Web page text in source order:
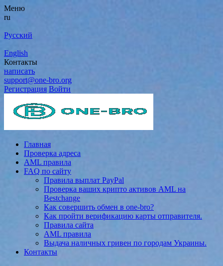
Меню
ru
Русский
English
Контакты
написать
support@one-bro.org
Регистрация Войти
Главная
Проверка адреса
AML правила
FAQ по сайту
Правила выплат PayPal
Проверка ваших крипто активов AML на
Bestchange
Как совершить обмен в one-bro?
Как пройти верификацию карты отправителя.
Правила сайта
AML правила
Выдача наличных гривен по городам Украины.
Контакты